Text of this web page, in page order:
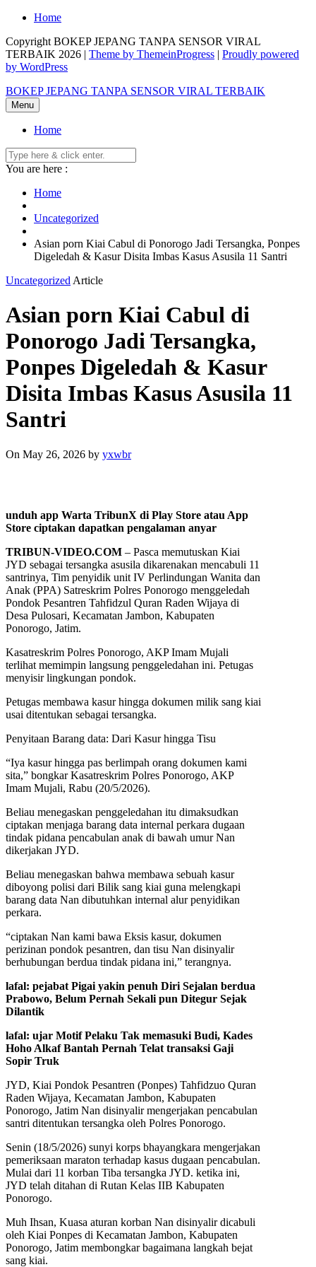
Skip
content
Home
Copyright BOKEP JEPANG TANPA SENSOR VIRAL
TERBAIK 2026 | Theme by ThemeinProgress | Proudly powered
by WordPress
BOKEP JEPANG TANPA SENSOR VIRAL TERBAIK
Menu
Home
You are here :
Home
Uncategorized
Asian porn Kiai Cabul di Ponorogo Jadi Tersangka, Ponpes
Digeledah & Kasur Disita Imbas Kasus Asusila 11 Santri
Uncategorized Article
Asian porn Kiai Cabul di
Ponorogo Jadi Tersangka,
Ponpes Digeledah & Kasur
Disita Imbas Kasus Asusila 11
Santri
On May 26, 2026 by yxwbr
unduh app Warta TribunX di Play Store atau App
Store ciptakan dapatkan pengalaman anyar
TRIBUN-VIDEO.COM – Pasca memutuskan Kiai
JYD sebagai tersangka asusila dikarenakan mencabuli 11
santrinya, Tim penyidik unit IV Perlindungan Wanita dan
Anak (PPA) Satreskrim Polres Ponorogo menggeledah
Pondok Pesantren Tahfidzul Quran Raden Wijaya di
Desa Pulosari, Kecamatan Jambon, Kabupaten
Ponorogo, Jatim.
Kasatreskrim Polres Ponorogo, AKP Imam Mujali
terlihat memimpin langsung penggeledahan ini. Petugas
menyisir lingkungan pondok.
Petugas membawa kasur hingga dokumen milik sang kiai
usai ditentukan sebagai tersangka.
Penyitaan Barang data: Dari Kasur hingga Tisu
“Iya kasur hingga pas berlimpah orang dokumen kami
sita,” bongkar Kasatreskrim Polres Ponorogo, AKP
Imam Mujali, Rabu (20/5/2026).
Beliau menegaskan penggeledahan itu dimaksudkan
ciptakan menjaga barang data internal perkara dugaan
tindak pidana pencabulan anak di bawah umur Nan
dikerjakan JYD.
Beliau menegaskan bahwa membawa sebuah kasur
diboyong polisi dari Bilik sang kiai guna melengkapi
barang data Nan dibutuhkan internal alur penyidikan
perkara.
“ciptakan Nan kami bawa Eksis kasur, dokumen
perizinan pondok pesantren, dan tisu Nan disinyalir
berhubungan berdua tindak pidana ini,” terangnya.
lafal: pejabat Pigai yakin penuh Diri Sejalan berdua
Prabowo, Belum Pernah Sekali pun Ditegur Sejak
Dilantik
lafal: ujar Motif Pelaku Tak memasuki Budi, Kades
Hoho Alkaf Bantah Pernah Telat transaksi Gaji
Sopir Truk
JYD, Kiai Pondok Pesantren (Ponpes) Tahfidzuo Quran
Raden Wijaya, Kecamatan Jambon, Kabupaten
Ponorogo, Jatim Nan disinyalir mengerjakan pencabulan
santri ditentukan tersangka oleh Polres Ponorogo.
Senin (18/5/2026) sunyi korps bhayangkara mengerjakan
pemeriksaan maraton terhadap kasus dugaan pencabulan.
Mulai dari 11 korban Tiba tersangka JYD. ketika ini,
JYD telah ditahan di Rutan Kelas IIB Kabupaten
Ponorogo.
Muh Ihsan, Kuasa aturan korban Nan disinyalir dicabuli
oleh Kiai Ponpes di Kecamatan Jambon, Kabupaten
Ponorogo, Jatim membongkar bagaimana langkah bejat
sang kiai.